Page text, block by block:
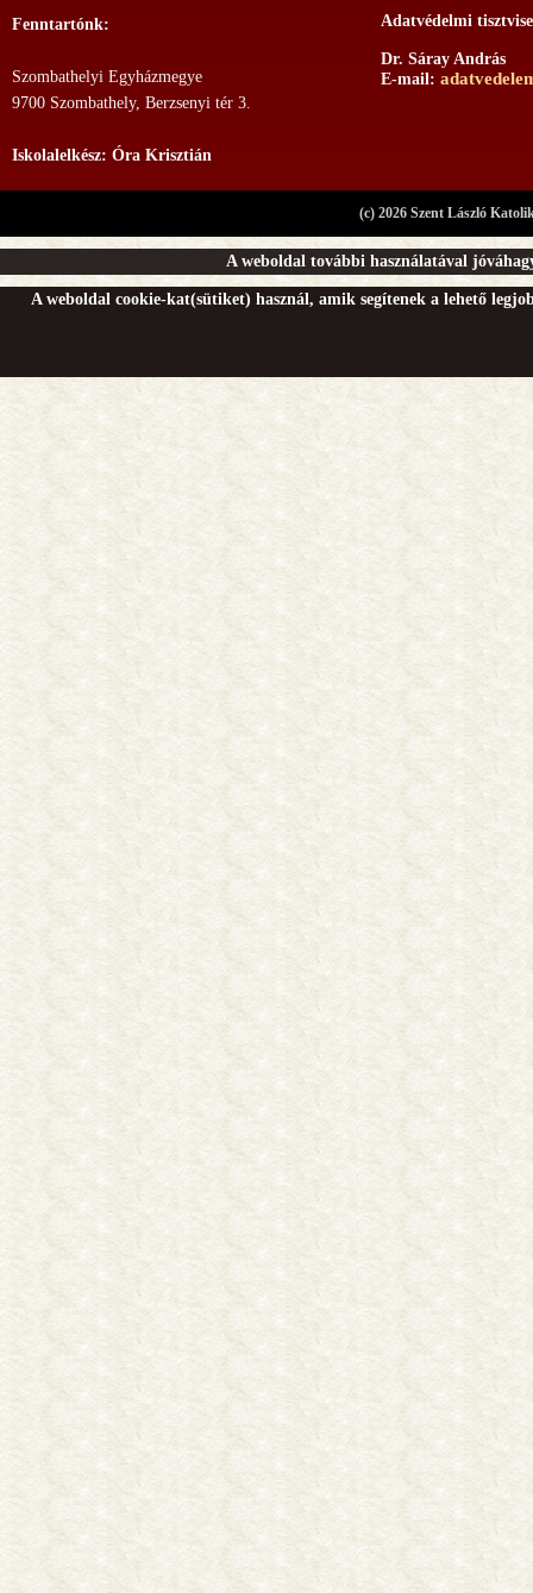
Fenntartónk:
Szombathelyi Egyházmegye
9700 Szombathely, Berzsenyi tér 3.
Iskolalelkész: Óra Krisztián
Adatvédelmi
Dr. Sáray András
E-mail:
(c) 2026 Szent László
A weboldal további használatával
A weboldal cookie-kat(sütiket) használ, amik segítenek a lehető